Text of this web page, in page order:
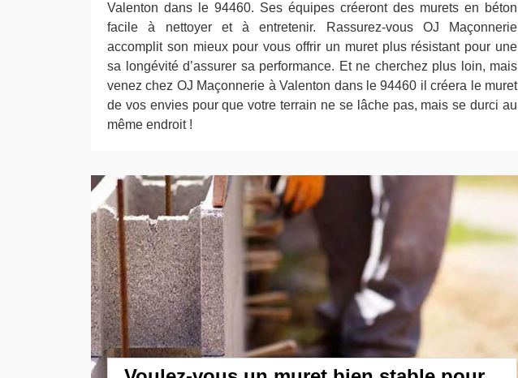
Valenton dans le 94460. Ses équipes créeront des murets en béton
facile à nettoyer et à entretenir. Rassurez-vous OJ Maçonnerie
accomplit son mieux pour vous offrir un muret plus résistant pour une
sa longévité d’assurer sa performance. Et ne cherchez plus loin, mais
venez chez OJ Maçonnerie à Valenton dans le 94460 il créera le muret
de vos envies pour que votre terrain ne se lâche pas, mais se durci au
même endroit !